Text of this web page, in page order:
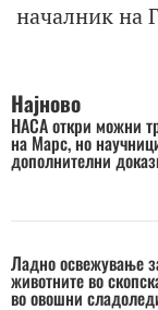
началник на
Најново
НАСА откри можни
на Марс, но
дополнителни
Ладно освежување
животните во
во овошни